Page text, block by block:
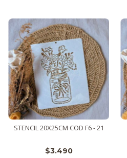
STENCIL 20X25CM COD F6 - 21
$3.490